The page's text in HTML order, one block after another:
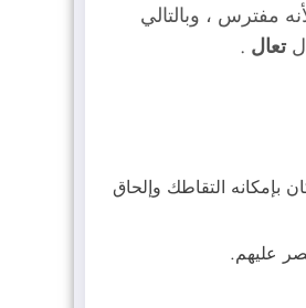
مفترس ، وبالتالي
تعال .
بإمكانه التقاطك وإلحاق
عليهم.